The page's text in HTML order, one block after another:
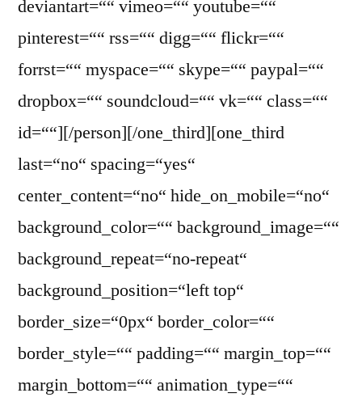
deviantart=““ vimeo=““ youtube=““
pinterest=““ rss=““ digg=““ flickr=““
forrst=““ myspace=““ skype=““ paypal=““
dropbox=““ soundcloud=““ vk=““ class=““
id=““][/person][/one_third][one_third
last=“no“ spacing=“yes“
center_content=“no“ hide_on_mobile=“no“
background_color=““ background_image=““
background_repeat=“no-repeat“
background_position=“left top“
border_size=“0px“ border_color=““
border_style=““ padding=““ margin_top=““
margin_bottom=““ animation_type=““